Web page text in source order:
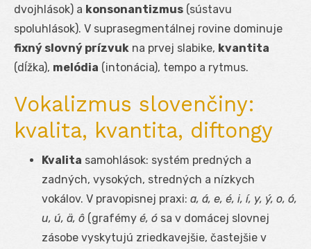
dvojhlások) a konsonantizmus (sústavu
spoluhlások). V suprasegmentálnej rovine dominuje
fixný slovný prízvuk na prvej slabike, kvantita
(dĺžka), melódia (intonácia), tempo a rytmus.
Vokalizmus slovenčiny:
kvalita, kvantita, diftongy
Kvalita samohlások: systém predných a
zadných, vysokých, stredných a nízkych
vokálov. V pravopisnej praxi: a, á, e, é, i, í, y, ý, o, ó,
u, ú, ä, ô (grafémy é, ó sa v domácej slovnej
zásobe vyskytujú zriedkavejšie, častejšie v